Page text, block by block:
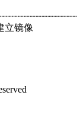
立镜像